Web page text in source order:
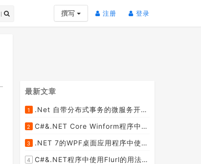
撰写 注册 (current)
登录
最新文章
1
.Net 自带分布式事务的微服务开源框架JMSFramework
2
C#&.NET Core Winform程序中使用Parallel动态开启多个线程及取消多线程详细教程
3
.NET 7的WPF桌面应用程序中使用配置文件：App.config与AppSettings.json
4
C#&.NET程序中使用Flurl的用法与问题汇总(非常详细)